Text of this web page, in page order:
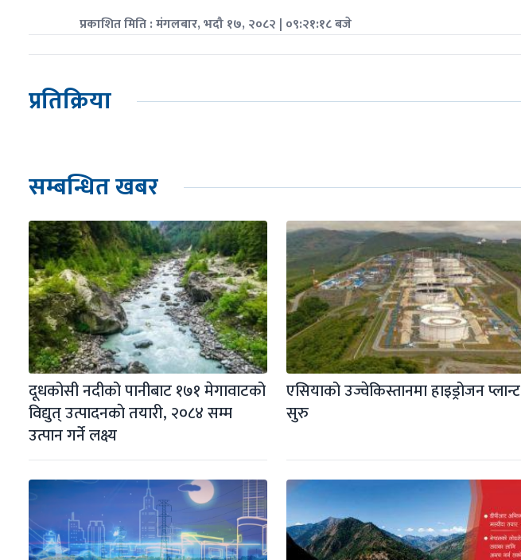
प्रकाशित मिति : मंगलबार, भदौ १७, २०८२ | ०९:२१:१८ बजे
प्रतिक्रिया
सम्बन्धित खबर
दूधकोसी नदीको पानीबाट १७१ मेगावाटको
विद्युत् उत्पादनकाे तयारी, २०८४ सम्म
उत्पान गर्ने लक्ष्य
एसियाको उज्वेकिस्तानमा हाइड्रोजन प्लान्ट
सुरु